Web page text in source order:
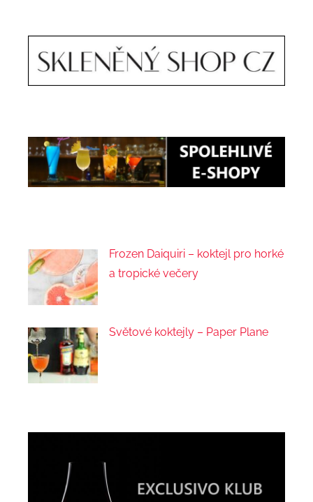
Frozen Daiquiri – koktejl pro horké
a tropické večery
Světové koktejly – Paper Plane